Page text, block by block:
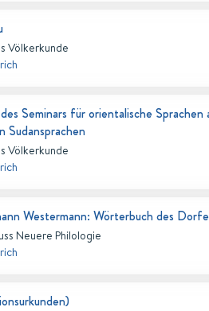
Völkerkunde
Seminars für orientalische
Sudansprachen
Völkerkunde
Westermann: Wörterbuch des
Neuere Philologie